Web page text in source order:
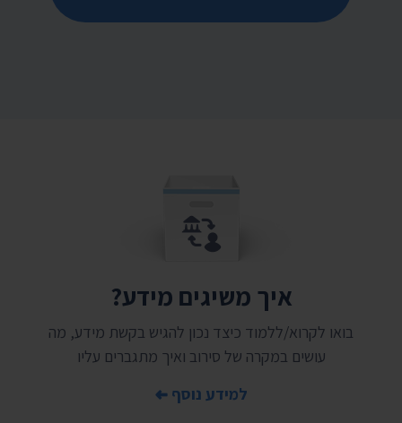
איך משיגים מידע?
בואו לקרוא/ללמוד כיצד נכון להגיש בקשת מידע, מה
עושים במקרה של סירוב ואיך מתגברים עליו
למידע נוסף